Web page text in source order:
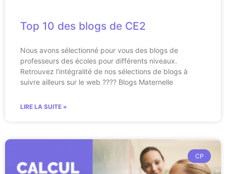
Top 10 des blogs de CE2
Nous avons sélectionné pour vous des blogs de
professeurs des écoles pour différents niveaux.
Retrouvez l’intégralité de nos sélections de blogs à
suivre ailleurs sur le web ???? Blogs Maternelle
LIRE LA SUITE »
CP